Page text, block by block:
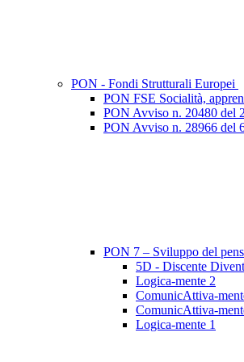
PON - Fondi Strutturali Europei
PON FSE Socialità,
PON Avviso n. 20480 del
PON Avviso n. 28966 del
PON 7 – Sviluppo del
5D - Discente
Logica-mente 2
ComunicAttiva-
ComunicAttiva-
Logica-mente 1